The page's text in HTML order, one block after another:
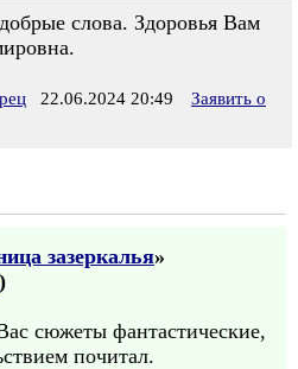
слова. Здоровья Вам
22.06.2024 20:49
Заявить о
зазеркалья»
)
сюжеты фантастические,
почитал.